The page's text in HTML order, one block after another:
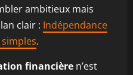
ambitieux mais
clair : Indépendance
.
financière n’est